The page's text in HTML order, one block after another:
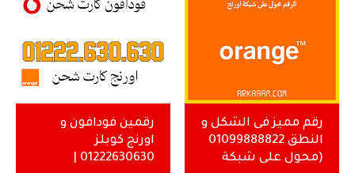
رقم مميز فى الشكل و
النطق 01099888822
(محول على شبكة
رقمين فودافون و
اورنج كوبلز